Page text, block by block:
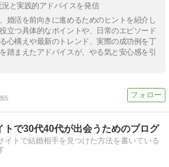
況と実践的アドバイスを発信
婚活を前向きに進めるためのヒントを紹介し
立つ具体的なポイントや、日常のエピソード
心構えや最新のトレンド、実際の成功例を丁
踏まえたアドバイスが、やる気と安心感を引
トで30代40代が出会うためのブログ
イトで結婚相手を見つけた方法を書いている